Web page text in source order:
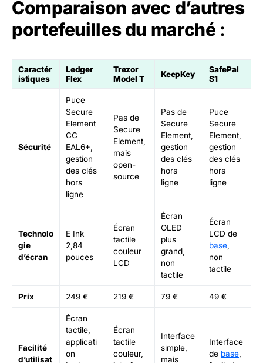
Comparaison avec d’autres
portefeuilles du marché :
Caractér
istiques
Ledger
Flex
Trezor
Model T
KeepKey
SafePal
S1
Sécurité
Puce
Secure
Element
CC
EAL6+,
gestion
des clés
hors
ligne
Pas de
Secure
Element,
mais
open-
source
Pas de
Secure
Element,
gestion
des clés
hors
ligne
Puce
Secure
Element,
gestion
des clés
hors
ligne
Technolo
gie
d’écran
E Ink
2,84
pouces
Écran
tactile
couleur
LCD
Écran
OLED
plus
grand,
non
tactile
Écran
LCD de
base
non
tactile
Prix 249 € 219 € 79 € 49 €
Facilité
d’utilisat
Écran
tactile,
applicati
on
Écran
tactile
couleur,
Interface
simple,
mais
Interface
de base